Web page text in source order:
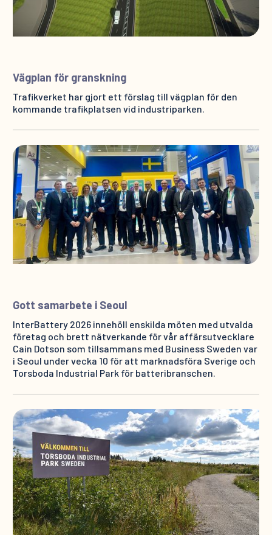
Vägplan för granskning
Trafikverket har gjort ett förslag till vägplan för den
kommande trafikplatsen vid industriparken.
Gott samarbete i Seoul
InterBattery 2026 innehöll enskilda möten med utvalda
företag och brett nätverkande för vår affärsutvecklare
Cain Dotson som tillsammans med Business Sweden var
i Seoul under vecka 10 för att marknadsföra Sverige och
Torsboda Industrial Park för batteribranschen.